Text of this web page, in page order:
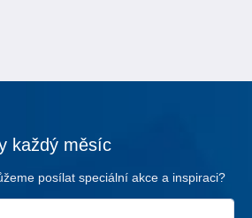
každý měsíc
posílat speciální akce a inspiraci?